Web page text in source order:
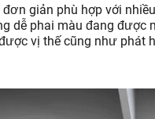
giản phù hợp với
dễ phai màu đang
vị thế cũng như